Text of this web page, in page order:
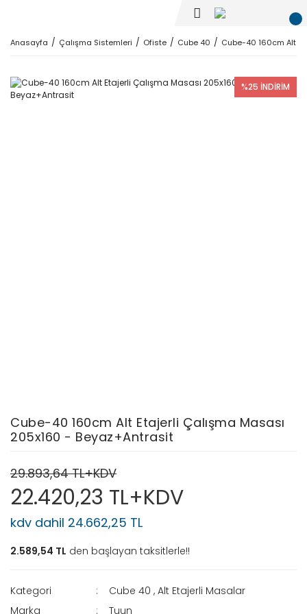
Anasayfa Çalışma Sistemleri Ofiste Cube 40 Cube-40 160cm Alt
%25 İNDİRİM
Cube-40 160cm Alt Etajerli Çalışma Masası
205x160 - Beyaz+Antrasit
29.893,64 TL+KDV
22.420,23 TL+KDV
kdv dahil 24.662,25 TL
2.589,54 TL den başlayan taksitlerle!!
Kategori Cube 40 ,Alt Etajerli Masalar
Marka
Tuun